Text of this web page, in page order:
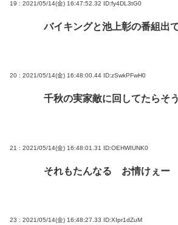
19 : 2021/05/14(金) 16:47:52.32 ID:fy4DL3tG0
バイキングと池上彰の番組出
20 : 2021/05/14(金) 16:48:00.44 ID:zSwkPFwH0
千秋の実家敵に回してたらそ
21 : 2021/05/14(金) 16:48:01.31 ID:OEHWIUNK0
それもたんなる お情けぇー
23 : 2021/05/14(金) 16:48:27.33 ID:XIpr1dZuM